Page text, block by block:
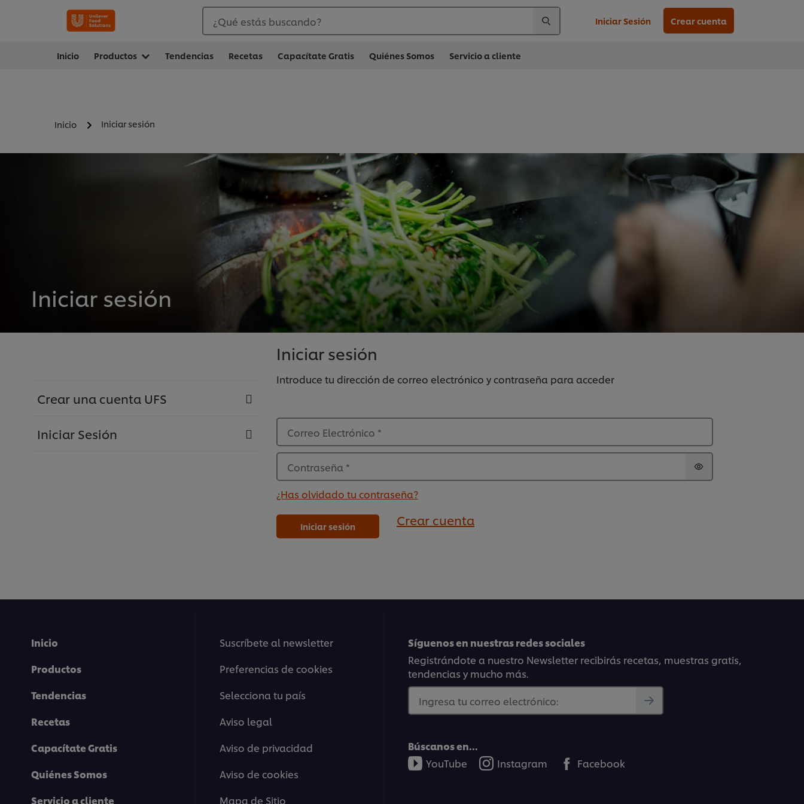
¿Qué estás buscando? Iniciar Sesión Crear cuenta
Inicio Productos Tendencias Recetas Capacítate Gratis Quiénes Somos Servicio a cliente
Inicio Iniciar sesión
Iniciar sesión
Iniciar sesión
Introduce tu dirección de correo electrónico y contraseña para acceder
Correo Electrónico *
Contraseña *
¿Has olvidado tu contraseña?
Iniciar sesión Crear cuenta
Crear una cuenta UFS
Iniciar Sesión
Inicio
Productos
Tendencias
Recetas
Capacítate Gratis
Quiénes Somos
Servicio a cliente
Suscríbete al newsletter
Preferencias de cookies
Selecciona tu país
Aviso legal
Aviso de privacidad
Aviso de cookies
Mapa de Sitio
Síguenos en nuestras redes sociales
Registrándote a nuestro Newsletter recibirás recetas, muestras gratis,
tendencias y mucho más.
Ingresa tu correo electrónico:
Búscanos en...
YouTube
Instagram Facebook